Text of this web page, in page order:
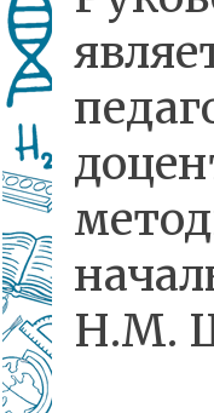
Н.М.